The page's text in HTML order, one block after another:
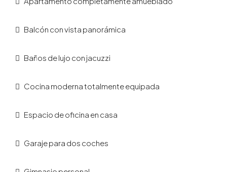
Balcón con vista panorámica
Baños de lujo con jacuzzi
Cocina moderna totalmente equipada
Espacio de oficina en casa
Garaje para dos coches